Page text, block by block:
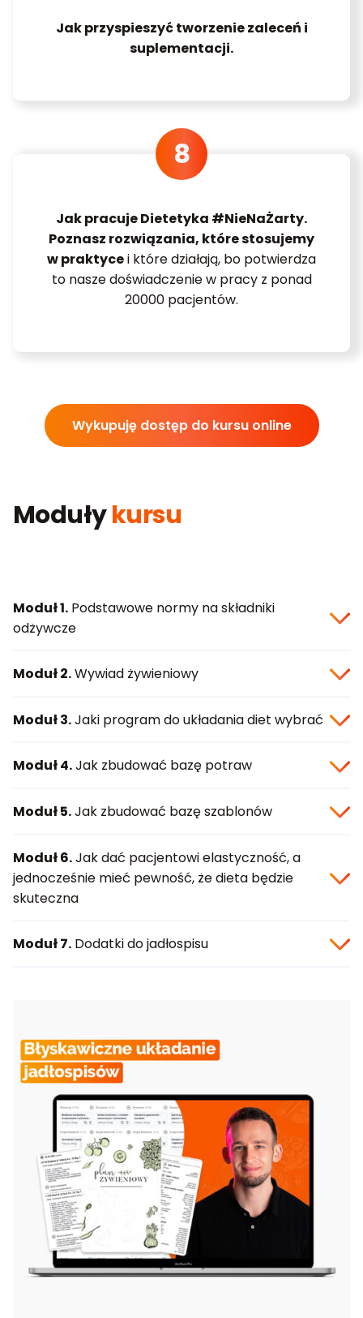
Jak przyspieszyć tworzenie zaleceń i
suplementacji.
Jak pracuje Dietetyka #NieNaŻarty.
Poznasz rozwiązania, które stosujemy
w praktycei które działają, bo potwierdza
to nasze doświadczenie w pracy z ponad
20000 pacjentów.
Wykupuję dostęp do kursu online
Modułykursu
Moduł 1. Podstawowe normy na składniki
odżywcze
Moduł 2.Wywiad żywieniowy
Moduł 3.Jaki program do układania diet wybrać
Moduł 4.Jak zbudować bazę potraw
Moduł 5.Jak zbudować bazę szablonów
Moduł 6.Jak dać pacjentowi elastyczność, a
jednocześnie mieć pewność, że dieta będzie
skuteczna
Moduł 7. Dodatki do jadłospisu